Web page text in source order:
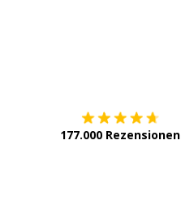
177.000 Rezensionen